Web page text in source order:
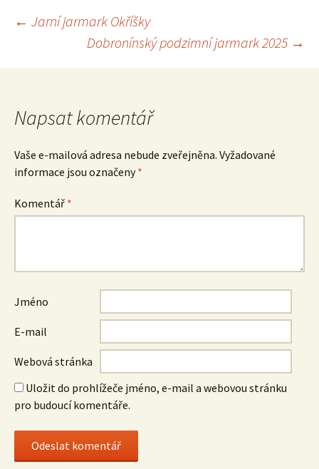
Navigace
pro
příspěvek
← Jarní jarmark Okříšky
Dobronínský podzimní jarmark 2025 →
Napsat komentář
Vaše e-mailová adresa nebude zveřejněna. Vyžadované
informace jsou označeny*
Komentář *
Jméno
E-mail
Webová stránka
Uložit do prohlížeče jméno, e-mail a webovou stránku
pro budoucí komentáře.